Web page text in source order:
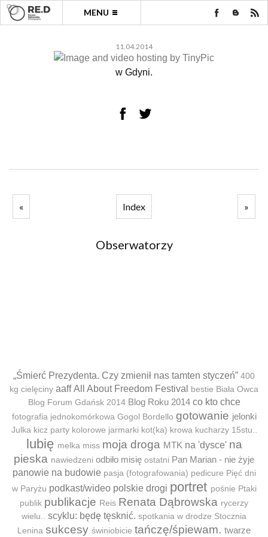
MENU
11.04.2014
w Gdyni.
« Index »
Obserwatorzy
„Śmierć Prezydenta. Czy zmienił nas tamten styczeń” 400
kg cielęciny aaff All About Freedom Festival bestie Biała Owca
Blog Forum Gdańsk 2014 Blog Roku 2014 co kto chce
fotografia jednokomórkowa Gogol Bordello gotowanie jelonki
Julka kicz party kolorowe jarmarki kot(ka) krowa kucharzy 15stu..
lubię melka miss moja droga MTK na 'dysce' na
pieska nawiedzeni odbiło misię ostatni Pan Marian - nie żyje
panowie na budowie pasja (fotografowania) pedicure Pięć dni
w Paryżu podkast/wideo polskie drogi portret pośnie Ptaki
publik publikacje Reis Renata Dąbrowska rycerzy
wielu.. scyklu: będę tęsknić. spotkania w drodze Stocznia
Lenina sukcesy świniobicie tańczę/śpiewam. twarze